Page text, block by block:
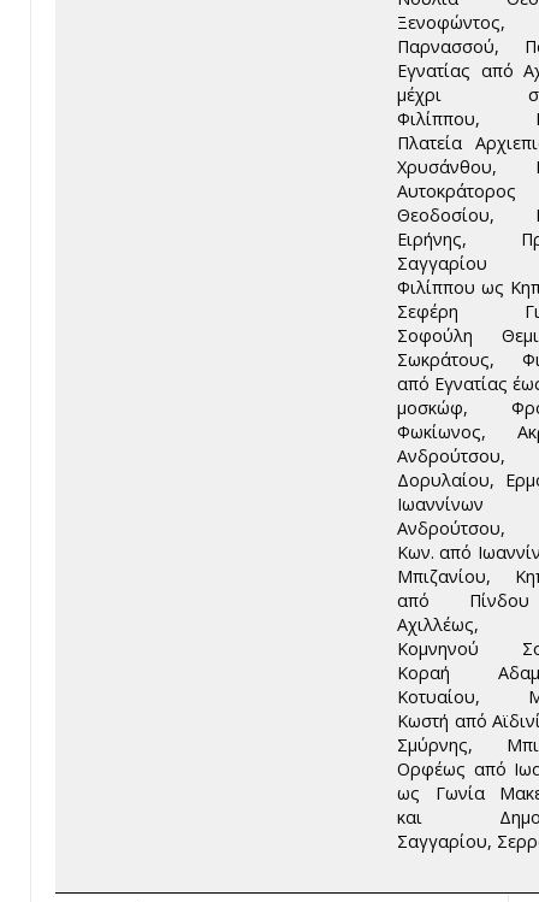
Ξενοφώντος,
Παρνασσού,
Εγνατίας από
μέχρι
Φιλίππου,
Πλατεία
Χρυσάνθου,
Αυτοκράτορος
Θεοδοσίου,
Ειρήνης,
Φιλίππου ως
Σεφέρη
Σοφούλη
Σωκράτους,
από Εγνατίας
μοσκώφ,
Φωκίωνος,
Ανδρούτσου,
Δορυλαίου,
Ανδρούτσου,
Κων. από
Μπιζανίου,
από
Αχιλλέως,
Κομνηνού
Κοραή
Κοτυαίου,
Κωστή από
Σμύρνης,
Ορφέως από
ως Γωνία
και
Σαγγαρίου,